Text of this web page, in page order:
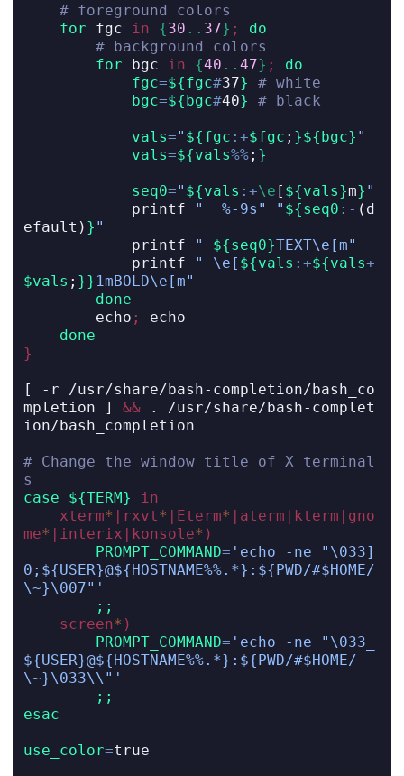
# foreground colors
for fgc in {30 .. 37} ;
do
# background colors
for bgc in {40 .. 47} ;
do
fgc=${fgc#37}
# white
bgc=${bgc#40} # black
vals=" ${fgc :+$fgc ; }${bgc} "
vals=${vals%%; }
seq0=" ${vals :+\e [ ${vals}m} "
printf
"  %-9s" " ${seq0 :- (d
efault) } "
printf
" ${seq0}TEXT\e[m"
printf
" \e[ ${vals :+${vals+
$vals ; }} 1mBOLD\e[m"
done
echo ;
echo
done
}
[ -r /usr/share/bash-completion/bash_co
mpletion
] && .
/usr/share/bash-complet
ion/bash_completion
# Change the window title of X terminal
s
case
${TERM}
in
xterm* | rxvt* | Eterm* | aterm | kterm | gno
me* | interix | konsole* )
PROMPT_COMMAND= 'echo -ne "\033]
0;${USER}@${HOSTNAME%%.*}:${PWD/#$HOME/
\~}\007"'
;;
screen* )
PROMPT_COMMAND= 'echo -ne "\033_
${USER}@${HOSTNAME%%.*}:${PWD/#$HOME/
\~}\033\\"'
;;
esac
use_color=true